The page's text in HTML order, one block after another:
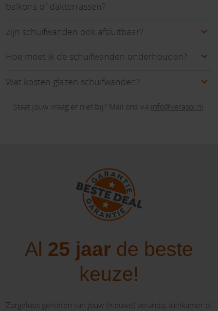
balkons of dakterrassen?
Zijn schuifwanden ook afsluitbaar?
Hoe moet ik de schuifwanden onderhouden?
Wat kosten glazen schuifwanden?
Staat jouw vraag er niet bij? Mail ons via info@verasol.nl
Al 25 jaar de beste
keuze!
Zorgeloos genieten van jouw (nieuwe) veranda, tuinkamer of